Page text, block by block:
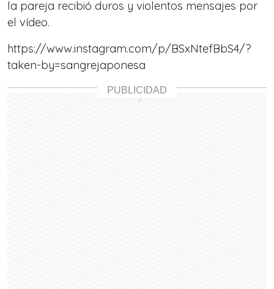
la pareja recibió duros y violentos mensajes por
el vídeo.
https://www.instagram.com/p/BSxNtefBbS4/?
taken-by=sangrejaponesa